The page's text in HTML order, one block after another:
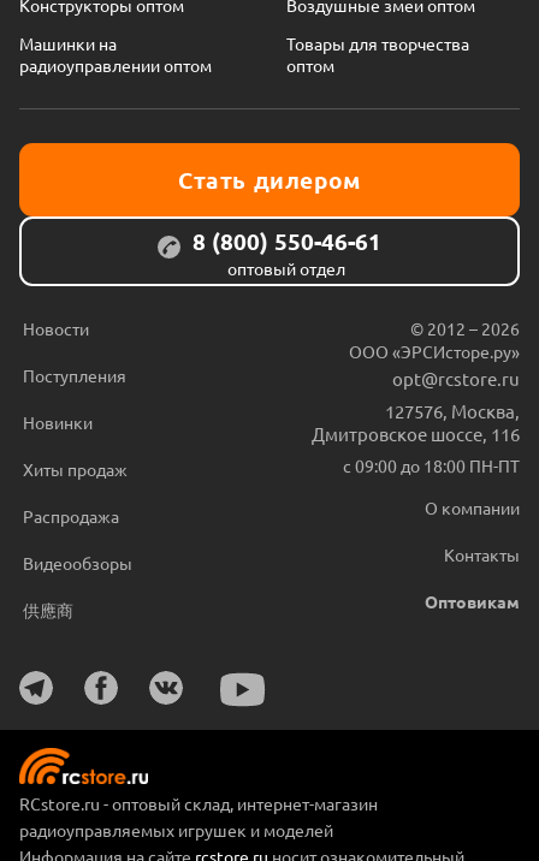
Конструкторы оптом
Воздушные змеи оптом
Машинки на
радиоуправлении оптом
Товары для творчества
оптом
Стать дилером
8 (800) 550-46-61
оптовый отдел
Новости
Поступления
Новинки
Хиты продаж
Распродажа
Видеообзоры
供應商
© 2012 – 2026
ООО «ЭРСИсторе.ру»
opt@rcstore.ru
127576 Москва
Дмитровское шоссе, 116
с 09:00 до 18:00 ПН-ПТ
О компании
Контакты
Оптовикам
RCstore.ru - оптовый склад, интернет-магазин
радиоуправляемых игрушек и моделей
Информация на сайте rcstore.ru носит ознакомительный